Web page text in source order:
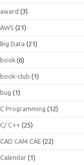
award (3)
AWS (21)
Big Data (21)
book (6)
book-club (1)
bug (1)
C Programming (12)
C/ C++ (25)
CAD CAM CAE (22)
Calendar (1)